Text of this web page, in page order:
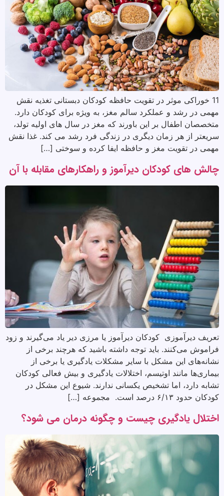
11 خوراکی موثر در تقویت حافظه کودکان دبستانی تغذیه نقش
مهمی در رشد و عملکرد سالم مغز، به ویژه برای کودکان دارد.
متخصصان اطفال بر این باورند که مغز در سال های اولیه تولد،
سریعتر از هر زمان دیگری در زندگی فرد رشد می کند. غذا نقش
مهمی در تقویت مغز و حافظه ایفا کرده و سوختی […]
چالش های کودکان دیرآموز و راهکارهای مقابله با آن
تعریف دیرآموزی کودکان دیرآموز یا مرزی دیر یاد می‌گیرند و زود
فراموش می‌کنند. باید توجه داشته باشید که هرچند برخی از
نشانه‌های این مشکل با سایر مشکلات یادگیری یا برخی از
بیماری‌ها مانند اوتیسم، اختلالات یادگیری و بیش فعالی کودکان
تشابه دارد، اما تشخیص یکسانی ندارند. شیوع این مشکل در
کودکان حدود ۶/۱۳ درصد است. مجموعه […]
اختلال یادگیری چیست و چگونه درمان می شود؟